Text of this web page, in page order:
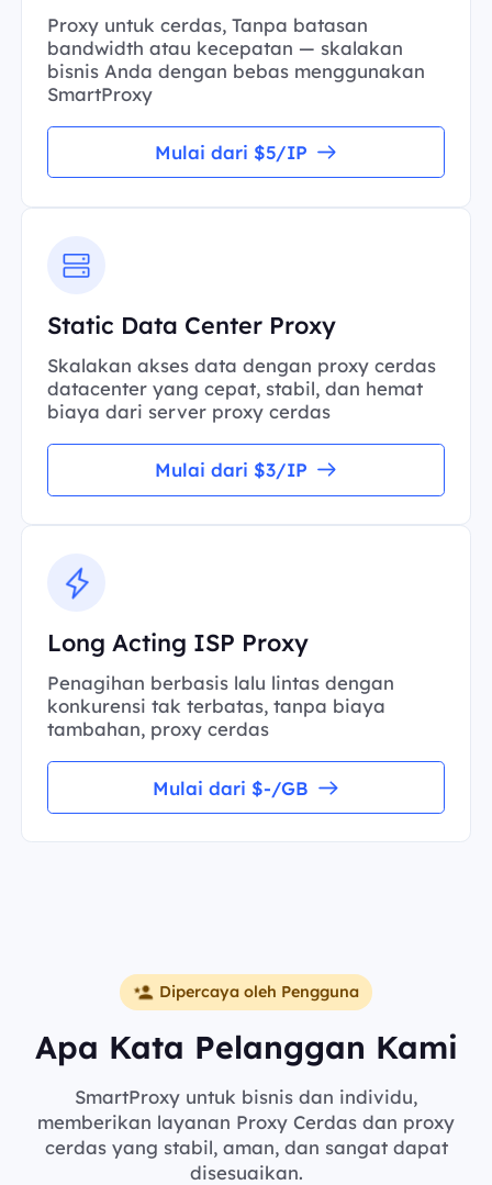
Proxy untuk cerdas, Tanpa batasan
bandwidth atau kecepatan — skalakan
bisnis Anda dengan bebas menggunakan
SmartProxy
Mulai dari $5/IP
Static Data Center Proxy
Skalakan akses data dengan proxy cerdas
datacenter yang cepat, stabil, dan hemat
biaya dari server proxy cerdas
Mulai dari $3/IP
Long Acting ISP Proxy
Penagihan berbasis lalu lintas dengan
konkurensi tak terbatas, tanpa biaya
tambahan, proxy cerdas
Mulai dari $-/GB
Dipercaya oleh Pengguna
Apa Kata Pelanggan Kami
SmartProxy untuk bisnis dan individu,
memberikan layanan Proxy Cerdas dan proxy
cerdas yang stabil, aman, dan sangat dapat
disesuaikan.